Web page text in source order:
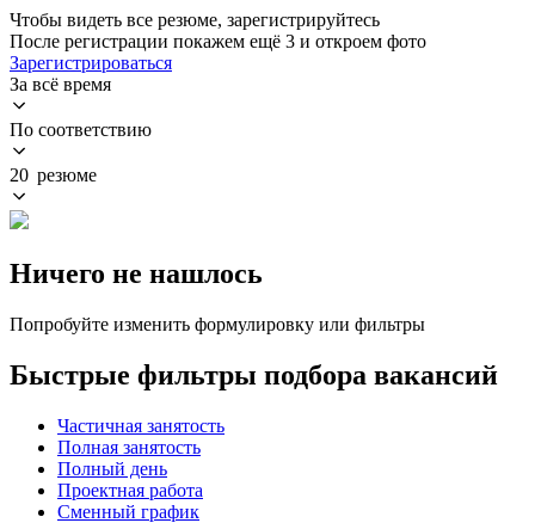
Чтобы видеть все резюме, зарегистрируйтесь
После регистрации покажем ещё 3 и откроем фото
Зарегистрироваться
За всё время
По соответствию
20 резюме
Ничего не нашлось
Попробуйте изменить формулировку или фильтры
Быстрые фильтры подбора вакансий
Частичная занятость
Полная занятость
Полный день
Проектная работа
Сменный график